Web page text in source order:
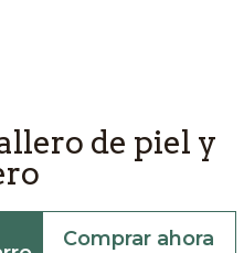
de piel y
Comprar ahora